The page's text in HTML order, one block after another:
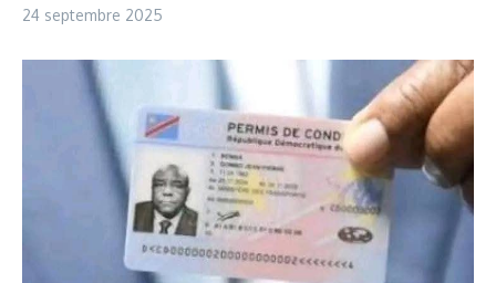
24 septembre 2025